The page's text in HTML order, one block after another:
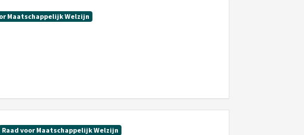
Maatschappelijk Welzijn
Raad voor Maatschappelijk Welzijn